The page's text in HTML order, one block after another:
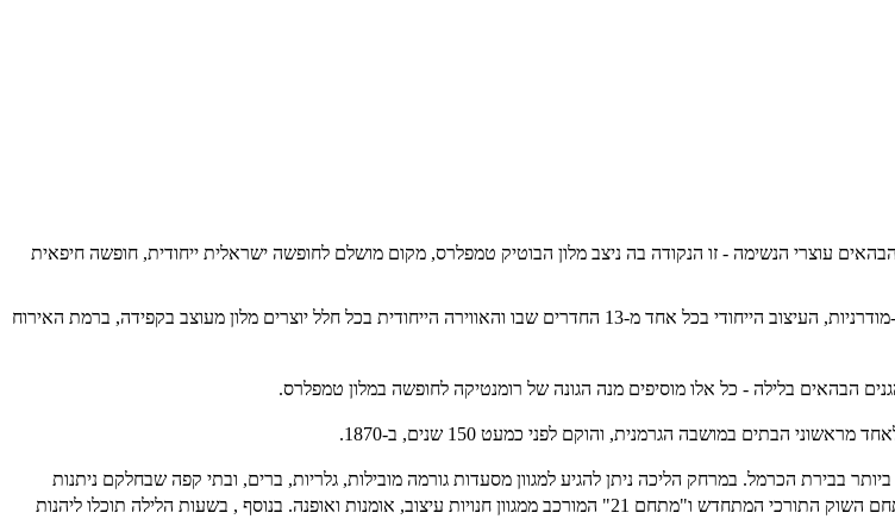
עוצרי הנשימה - זו הנקודה בה ניצב מלון הבוטיק טמפלרס, מקום מושלם לחופשה ישראלית ייחודית, חופשה חיפאית
מלון הבוטיק טמפלרס נהנה ממראה בלתי נשכח. הניגוד בין הישן לחדש, הנגיעות הקלאסיות-מודרניות, העיצוב הייחודי בכל אחד מ-13 החדרים שבו והאווירה הייחודית בכל חלל יוצרים מלון מעוצב בקפידה, ברמת האירוח
הבהאים בלילה - כל אלו מוסיפים מנה הגונה של רומנטיקה לחופשה במלון טמפלרס.
הבתים במושבה הגרמנית, והוקם לפני כמעט 150 שנים, ב-1870.
בבירת הכרמל. במרחק הליכה ניתן להגיע למגוון מסעדות גורמה מובילות, גלריות, ברים, ובתי קפה שבחלקם ניתנות
המורכב ממגוון חנויות עיצוב, אומנות ואופנה.
בנוסף , בשעות הלילה תוכלו ליהנות